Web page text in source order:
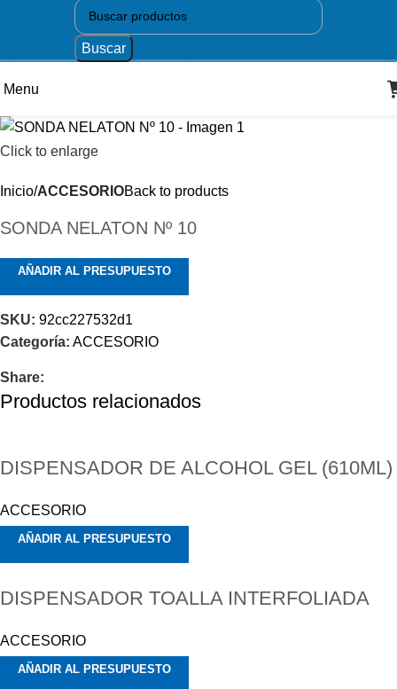
Buscar
Menu
Click to enlarge
Inicio ACCESORIOBack to products
SONDA NELATON Nº 10
AÑADIR AL PRESUPUESTO
SKU: 92cc227532d1
Categoría: ACCESORIO
Share:
Productos relacionados
DISPENSADOR DE ALCOHOL GEL (610ML)
ACCESORIO
AÑADIR AL PRESUPUESTO
DISPENSADOR TOALLA INTERFOLIADA
ACCESORIO
AÑADIR AL PRESUPUESTO